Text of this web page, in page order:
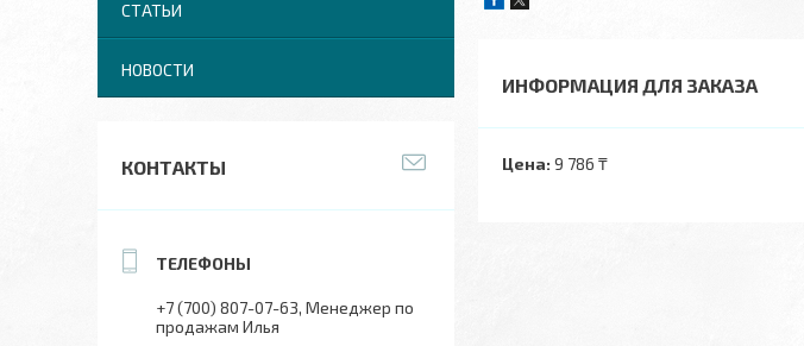
ИНФОРМАЦИЯ ДЛЯ ЗАКАЗА
Цена: 9 786 ₸
СТАТЬИ
НОВОСТИ
КОНТАКТЫ
+7 (700) 807-07-63 Менеджер по
продажам Илья